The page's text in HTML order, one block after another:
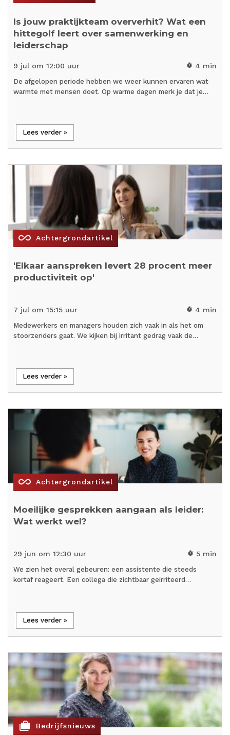
Is jouw praktijkteam oververhit? Wat een
hittegolf leert over samenwerking en
leiderschap
9 jul om 12:00 uur timer 4 min
De afgelopen periode hebben we weer kunnen ervaren wat
warmte met mensen doet. Op warme dagen merk je dat je…
Lees verder »
all_inclusive Achtergrondartikel
'Elkaar aanspreken levert 28 procent meer
productiviteit op'
7 jul om 15:15 uur timer 4 min
Medewerkers en managers houden zich vaak in als het om
stoorzenders gaat. We kijken bij irritant gedrag vaak de…
Lees verder »
all_inclusive Achtergrondartikel
Moeilijke gesprekken aangaan als leider:
Wat werkt wel?
29 jun om 12:30 uur timer 5 min
We zien het overal gebeuren: een assistente die steeds
kortaf reageert. Een collega die zichtbaar geïrriteerd…
Lees verder »
cases Bedrijfsnieuws